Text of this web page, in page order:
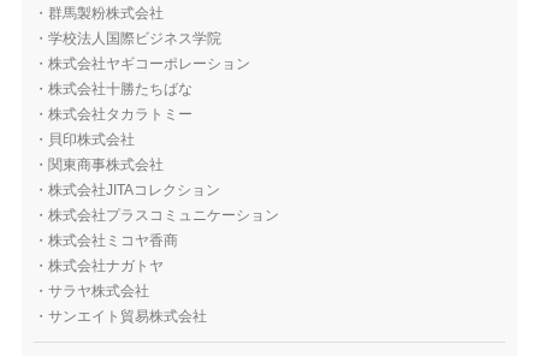
・ 群馬製粉株式会社
・ 学校法人国際ビジネス学院
・ 株式会社ヤギコーポレーション
・ 株式会社十勝たちばな
・ 株式会社タカラトミー
・ 貝印株式会社
・ 関東商事株式会社
・ 株式会社JITAコレクション
・ 株式会社プラスコミュニケーション
・ 株式会社ミコヤ香商
・ 株式会社ナガトヤ
・ サラヤ株式会社
・ サンエイト貿易株式会社